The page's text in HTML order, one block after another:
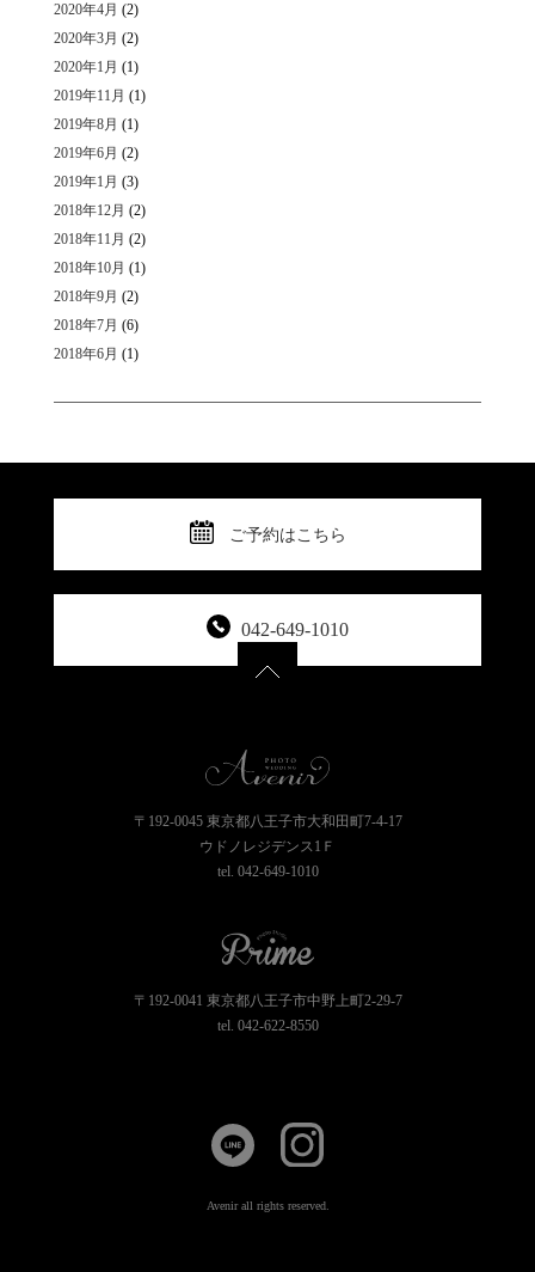
2020年4月 (2)
2020年3月 (2)
2020年1月 (1)
2019年11月 (1)
2019年8月 (1)
2019年6月 (2)
2019年1月 (3)
2018年12月 (2)
2018年11月 (2)
2018年10月 (1)
2018年9月 (2)
2018年7月 (6)
2018年6月 (1)
ご予約はこちら
042-649-1010
〒192-0045 東京都八王子市大和田町7-4-17
ウドノレジデンス1Ｆ
tel. 042-649-1010
〒192-0041 東京都八王子市中野上町2-29-7
tel. 042-622-8550
Avenir all rights reserved.